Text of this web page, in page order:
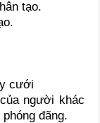
tạo.
cưới
người khác
đãng.